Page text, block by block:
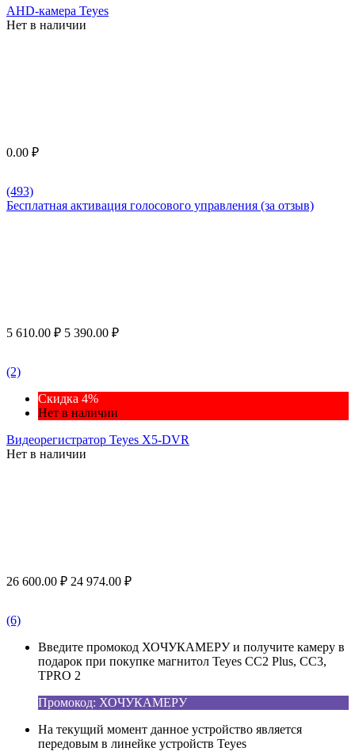
AHD-камера Teyes
Нет в наличии
0.00 ₽
(493)
Бесплатная активация голосового управления (за отзыв)
5 610.00 ₽ 5 390.00 ₽
(2)
Скидка 4%
Нет в наличии
Видеорегистратор Teyes X5-DVR
Нет в наличии
26 600.00 ₽ 24 974.00 ₽
(6)
Введите промокод ХОЧУКАМЕРУ и получите камеру в
подарок при покупке магнитол Teyes CC2 Plus, CC3,
TPRO 2
Промокод: ХОЧУКАМЕРУ
На текущий момент данное устройство является
передовым в линейке устройств Teyes